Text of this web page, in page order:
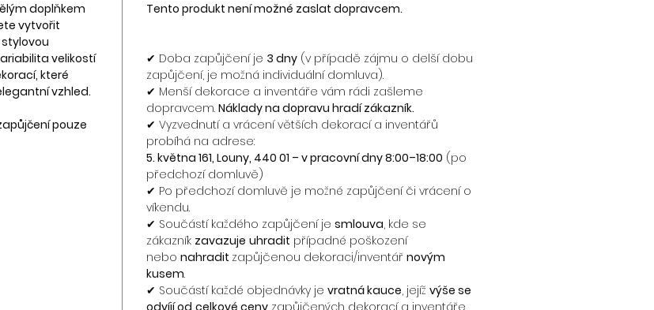
doplňkem
vytvořit
velikostí
které
vzhled.
pouze
Tento produkt není možné zaslat dopravcem.
✔ Doba zapůjčení je 3 dny (v případě zájmu o delší dobu
zapůjčení, je možná individuální domluva).
✔ Menší dekorace a inventáře vám rádi zašleme
dopravcem. Náklady na dopravu hradí zákazník.
✔ Vyzvednutí a vrácení větších dekorací a inventářů
probíhá na adrese:
5. května 161, Louny, 440 01 – v pracovní dny 8:00–18:00 (po
předchozí domluvě)
✔ Po předchozí domluvě je možné zapůjčení či vrácení o
víkendu.
✔ Součástí každého zapůjčení je smlouva, kde se
zákazník zavazuje uhradit případné poškození
nebo nahradit zapůjčenou dekoraci/inventář novým
kusem.
✔ Součástí každé objednávky je vratná kauce, jejíž výše se